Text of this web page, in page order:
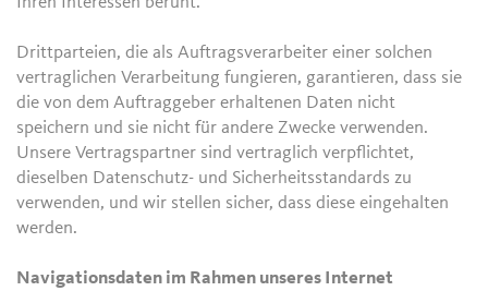
Drittparteien, die als Auftragsverarbeiter einer solchen
vertraglichen Verarbeitung fungieren, garantieren, dass sie
die von dem Auftraggeber erhaltenen Daten nicht
speichern und sie nicht für andere Zwecke verwenden.
Unsere Vertragspartner sind vertraglich verpflichtet,
dieselben Datenschutz- und Sicherheitsstandards zu
verwenden, und wir stellen sicher, dass diese eingehalten
werden.
Navigationsdaten im Rahmen unseres Internet